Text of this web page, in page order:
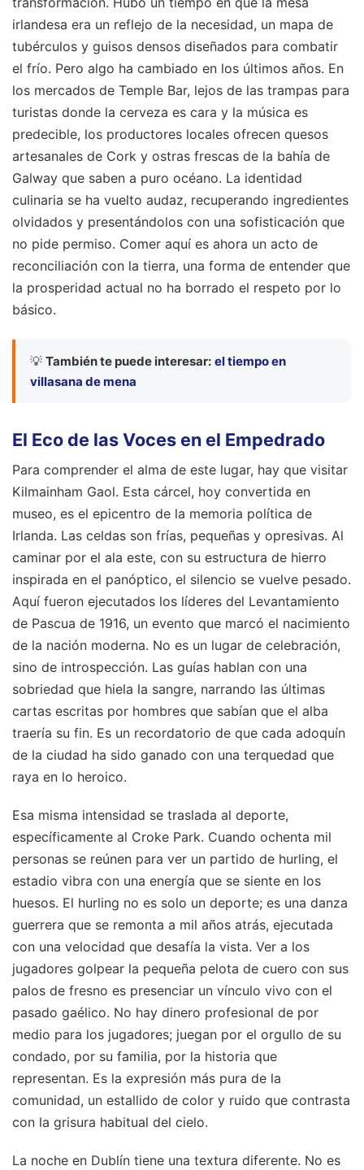
irlandesa era un reflejo de la necesidad, un mapa de
tubérculos y guisos densos diseñados para combatir
el frío. Pero algo ha cambiado en los últimos años. En
los mercados de Temple Bar, lejos de las trampas para
turistas donde la cerveza es cara y la música es
predecible, los productores locales ofrecen quesos
artesanales de Cork y ostras frescas de la bahía de
Galway que saben a puro océano. La identidad
culinaria se ha vuelto audaz, recuperando ingredientes
olvidados y presentándolos con una sofisticación que
no pide permiso. Comer aquí es ahora un acto de
reconciliación con la tierra, una forma de entender que
la prosperidad actual no ha borrado el respeto por lo
básico.
💡 También te puede interesar: el tiempo en
villasana de mena
El Eco de las Voces en el Empedrado
Para comprender el alma de este lugar, hay que visitar
Kilmainham Gaol. Esta cárcel, hoy convertida en
museo, es el epicentro de la memoria política de
Irlanda. Las celdas son frías, pequeñas y opresivas. Al
caminar por el ala este, con su estructura de hierro
inspirada en el panóptico, el silencio se vuelve pesado.
Aquí fueron ejecutados los líderes del Levantamiento
de Pascua de 1916, un evento que marcó el nacimiento
de la nación moderna. No es un lugar de celebración,
sino de introspección. Las guías hablan con una
sobriedad que hiela la sangre, narrando las últimas
cartas escritas por hombres que sabían que el alba
traería su fin. Es un recordatorio de que cada adoquín
de la ciudad ha sido ganado con una terquedad que
raya en lo heroico.
Esa misma intensidad se traslada al deporte,
específicamente al Croke Park. Cuando ochenta mil
personas se reúnen para ver un partido de hurling, el
estadio vibra con una energía que se siente en los
huesos. El hurling no es solo un deporte; es una danza
guerrera que se remonta a mil años atrás, ejecutada
con una velocidad que desafía la vista. Ver a los
jugadores golpear la pequeña pelota de cuero con sus
palos de fresno es presenciar un vínculo vivo con el
pasado gaélico. No hay dinero profesional de por
medio para los jugadores; juegan por el orgullo de su
condado, por su familia, por la historia que
representan. Es la expresión más pura de la
comunidad, un estallido de color y ruido que contrasta
con la grisura habitual del cielo.
La noche en Dublín tiene una textura diferente. No es